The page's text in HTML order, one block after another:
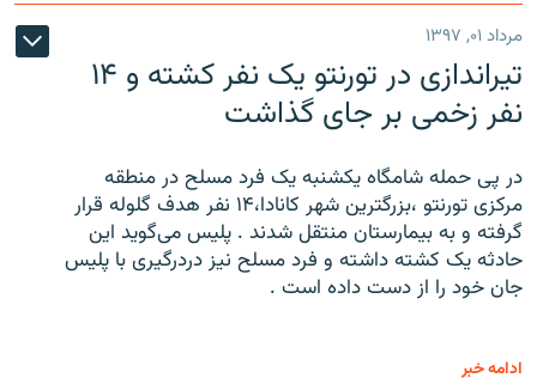
مرداد ۰۱, ۱۳۹۷
تیراندازی در تورنتو یک نفر کشته و ۱۴
نفر زخمی بر جای گذاشت
در پی حمله شامگاه یکشنبه یک فرد مسلح در منطقه
مرکزی تورنتو ،‌بزرگترین شهر کانادا،۱۴ نفر هدف گلوله قرار
گرفته و به بیمارستان منتقل شدند . پلیس می‌گوید این
حادثه یک کشته داشته و فرد مسلح نیز دردرگیری با پلیس
جان خود را از دست داده است .
ادامه خبر